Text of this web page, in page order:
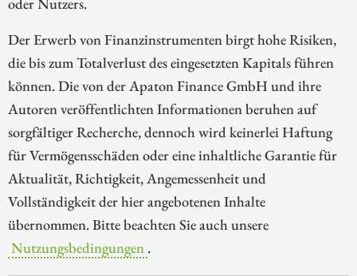
Der Erwerb von Finanzinstrumenten birgt hohe Risiken,
die bis zum Totalverlust des eingesetzten Kapitals führen
können. Die von der Apaton Finance GmbH und ihre
Autoren veröffentlichten Informationen beruhen auf
sorgfältiger Recherche, dennoch wird keinerlei Haftung
für Vermögensschäden oder eine inhaltliche Garantie für
Aktualität, Richtigkeit, Angemessenheit und
Vollständigkeit der hier angebotenen Inhalte
übernommen. Bitte beachten Sie auch unsere
Nutzungsbedingungen .